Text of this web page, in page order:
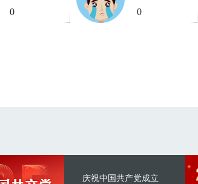
0 0
庆祝中国共产党成立